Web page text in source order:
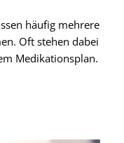
häufig mehrere
Oft stehen dabei
Medikationsplan.